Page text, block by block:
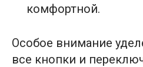
комфортной.
Особое внимание
все кнопки и